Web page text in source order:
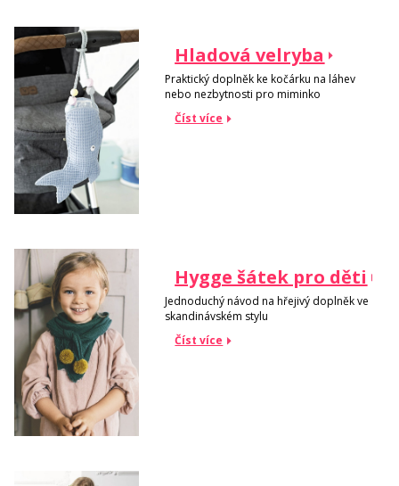
Hladová velryba
Praktický doplněk ke kočárku na láhev
nebo nezbytnosti pro miminko
Číst více
Hygge šátek pro děti
Jednoduchý návod na hřejivý doplněk ve
skandinávském stylu
Číst více